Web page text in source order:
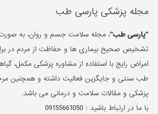
مجله پزشکی پارسی طب
"پارسی طب"، مجله سلامت جسم و روان، به
تشخیص صحیح بیماری ها و حفاظت از مردم در
امراض رایج با استفاده از مشاوره پزشکی مکمل،
طب سنتی و جایگزین فعالیت داشته و همچنین
پزشکی و مقالات سلامت و درمانی می باشد.
با ما در ارتباط باشید :09155661050